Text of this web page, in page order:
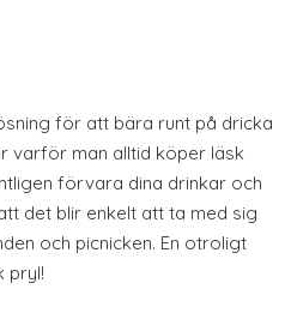
för att bära runt på dricka
varför man alltid köper läsk
förvara dina drinkar och
det blir enkelt att ta med sig
och picnicken. En otroligt
pryl!